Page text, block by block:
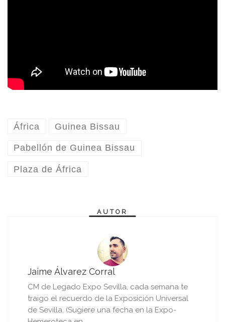
África Guinea Bissau
Pabellón de Guinea Bissau
Plaza de África
AUTOR
Jaime Álvarez Corral
CM de Legado Expo Sevilla, cada semana te
traigo el recuerdo de la Exposición Universal
de Sevilla. (Sugiere una fecha en la Expo-